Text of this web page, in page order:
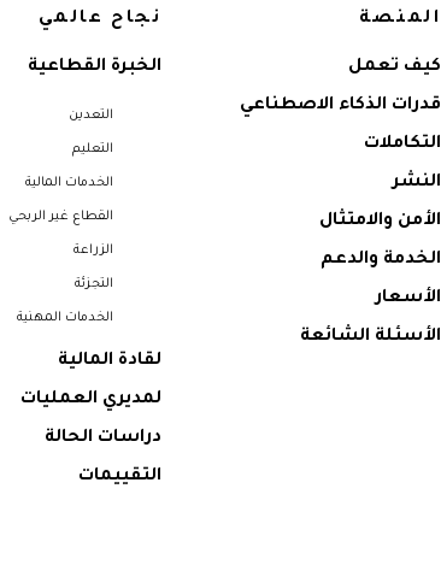
المنصة
كيف تعمل
قدرات الذكاء الاصطناعي
التكاملات
النشر
الأمن والامتثال
الخدمة والدعم
الأسعار
الأسئلة الشائعة
نجاح عالمي
الخبرة القطاعية
التعدين
التعليم
الخدمات المالية
القطاع غير الربحي
الزراعة
التجزئة
الخدمات المهنية
لقادة المالية
لمديري العمليات
دراسات الحالة
التقييمات